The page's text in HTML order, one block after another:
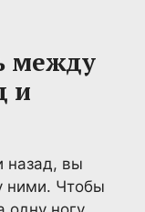
между
и
назад, вы
ними. Чтобы